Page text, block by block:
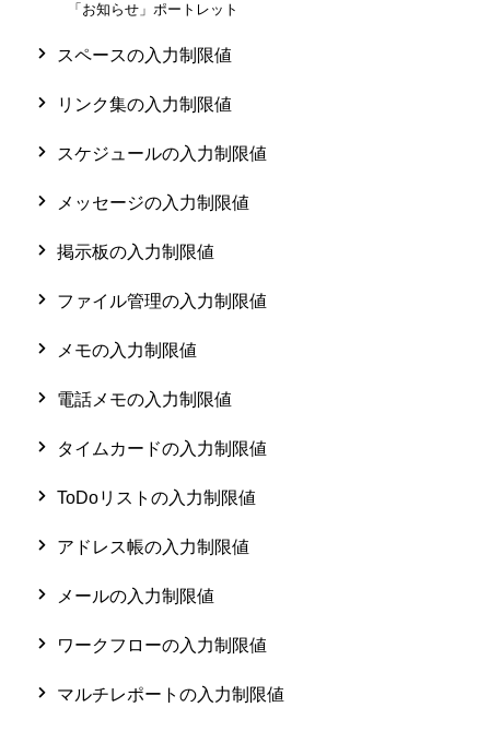
「お知らせ」ポートレット
スペースの入力制限値
リンク集の入力制限値
スケジュールの入力制限値
メッセージの入力制限値
掲示板の入力制限値
ファイル管理の入力制限値
メモの入力制限値
電話メモの入力制限値
タイムカードの入力制限値
ToDoリストの入力制限値
アドレス帳の入力制限値
メールの入力制限値
ワークフローの入力制限値
マルチレポートの入力制限値